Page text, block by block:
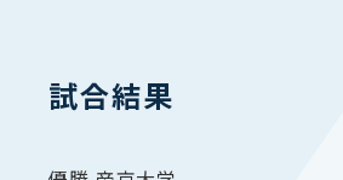
試合結果